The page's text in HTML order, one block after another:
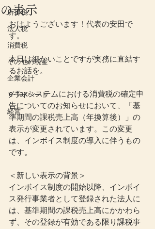
所得税
法人税
消費税
その他の税金
企業会計
プライベート
経営
の表示
おはようございます！代表の安田で
す。
本日は細かいことですが実務に直結す
るお話を。
e-Taxシステムにおける消費税の確定申
告についてのお知らせにおいて、「基
準期間の課税売上高（年換算後）」の
表示が変更されています。この変更
は、インボイス制度の導入に伴うもの
です。
＜新しい表示の背景＞
インボイス制度の開始以降、インボイ
ス発行事業者として登録された法人に
は、基準期間の課税売上高にかかわら
ず、その登録が有効である限り課税事